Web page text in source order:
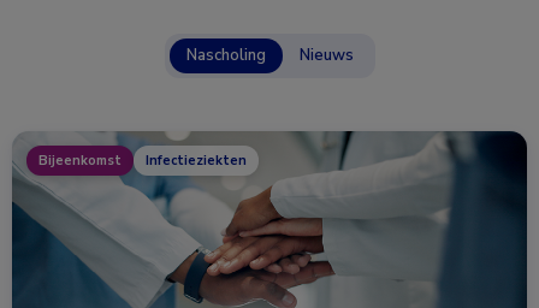
Nascholing Nieuws
Bijeenkomst Infectieziekten